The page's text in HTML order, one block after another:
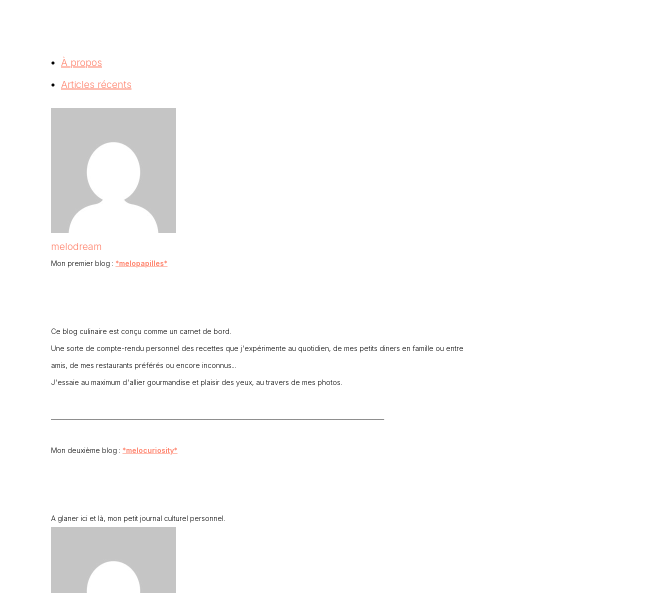
À propos
Articles récents
melodream
Mon premier blog : *melopapilles*
Ce blog culinaire est conçu comme un carnet de bord.
Une sorte de compte-rendu personnel des recettes que j'expérimente au quotidien, de mes petits diners en famille ou entre
amis, de mes restaurants préférés ou encore inconnus...
J'essaie au maximum d'allier gourmandise et plaisir des yeux, au travers de mes photos.
Mon deuxième blog : *melocuriosity*
A glaner ici et là, mon petit journal culturel personnel.